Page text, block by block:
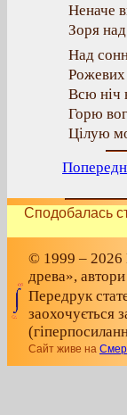
Неначе
Зоря над
Над
Рожевих
Всю ніч
Горю
Цілую
Сподобалась
© 1999 – 2026
древа», автори
Передрук
заохочується
Сайт живе на